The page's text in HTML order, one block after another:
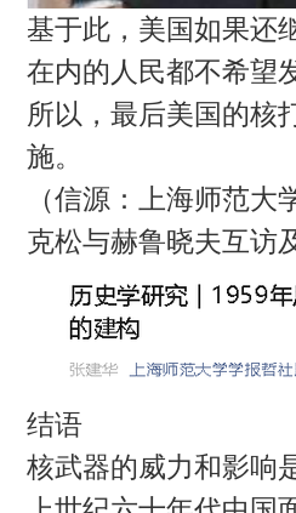
基于此，美国如果还
在内的人民都不希望
所以，最后美国的核
施。
（信源：上海师范
克松与赫鲁晓夫互访
结语
核武器的威力和影响